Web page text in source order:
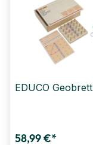
EDUCO Geobrett
58,99 €*